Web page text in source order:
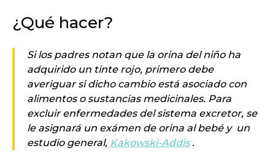
¿Qué hacer?
Si los padres notan que la orina del niño ha
adquirido un tinte rojo, primero debe
averiguar si dicho cambio está asociado con
alimentos o sustancias medicinales. Para
excluir enfermedades del sistema excretor, se
le asignará un exámen de orina al bebé y un
estudio general, Kakowski-Addis.